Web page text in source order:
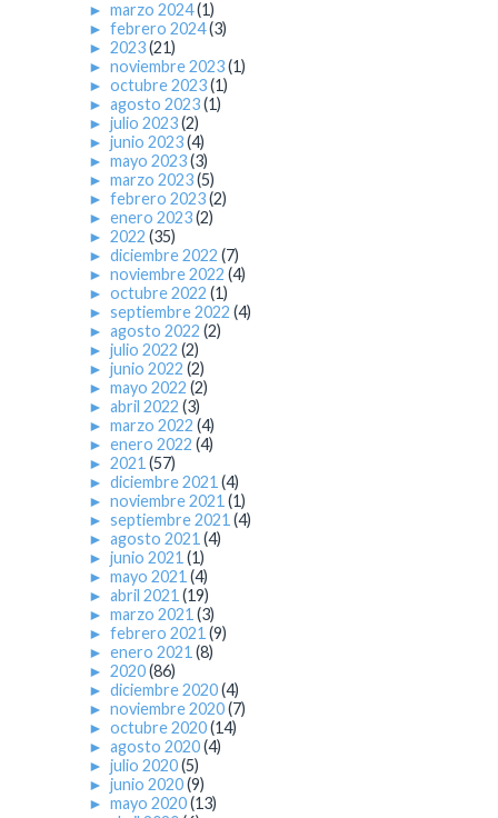
► marzo 2024(1)
► febrero 2024(3)
► 2023(21)
► noviembre 2023(1)
► octubre 2023(1)
► agosto 2023(1)
► julio 2023(2)
► junio 2023(4)
► mayo 2023(3)
► marzo 2023(5)
► febrero 2023(2)
► enero 2023(2)
► 2022 (35)
► diciembre 2022 (7)
► noviembre 2022 (4)
► octubre 2022 (1)
► septiembre 2022 (4)
► agosto 2022 (2)
► julio 2022 (2)
► junio 2022 (2)
► mayo 2022 (2)
► abril 2022 (3)
► marzo 2022 (4)
► enero 2022 (4)
► 2021 (57)
► diciembre 2021 (4)
► noviembre 2021 (1)
► septiembre 2021 (4)
► agosto 2021 (4)
► junio 2021 (1)
► mayo 2021 (4)
► abril 2021 (19)
► marzo 2021 (3)
► febrero 2021 (9)
► enero 2021 (8)
► 2020(86)
► diciembre 2020(4)
► noviembre 2020(7)
► octubre 2020(14)
► agosto 2020(4)
► julio 2020(5)
► junio 2020(9)
► mayo 2020(13)